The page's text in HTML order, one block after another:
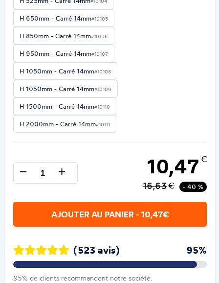
H 650mm - Carré 14mm#10105
H 850mm - Carré 14mm#10106
H 950mm - Carré 14mm#10107
H 1050mm - Carré 14mm#10108
H 1050mm - Carré 14mm#10109
H 1500mm - Carré 14mm#10110
H 2000mm - Carré 14mm#10111
10,47 €
16,63€ - 40 %
AJOUTER AU PANIER - 10,47€
(523 avis) 95%
95% de clients recommandent notre société.